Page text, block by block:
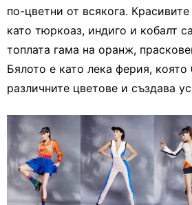
по-цветни от всякога.
като тюркоаз, индиго и кобалт
топлата гама на оранж,
Бялото е като лека ферия,
различните цветове и създава